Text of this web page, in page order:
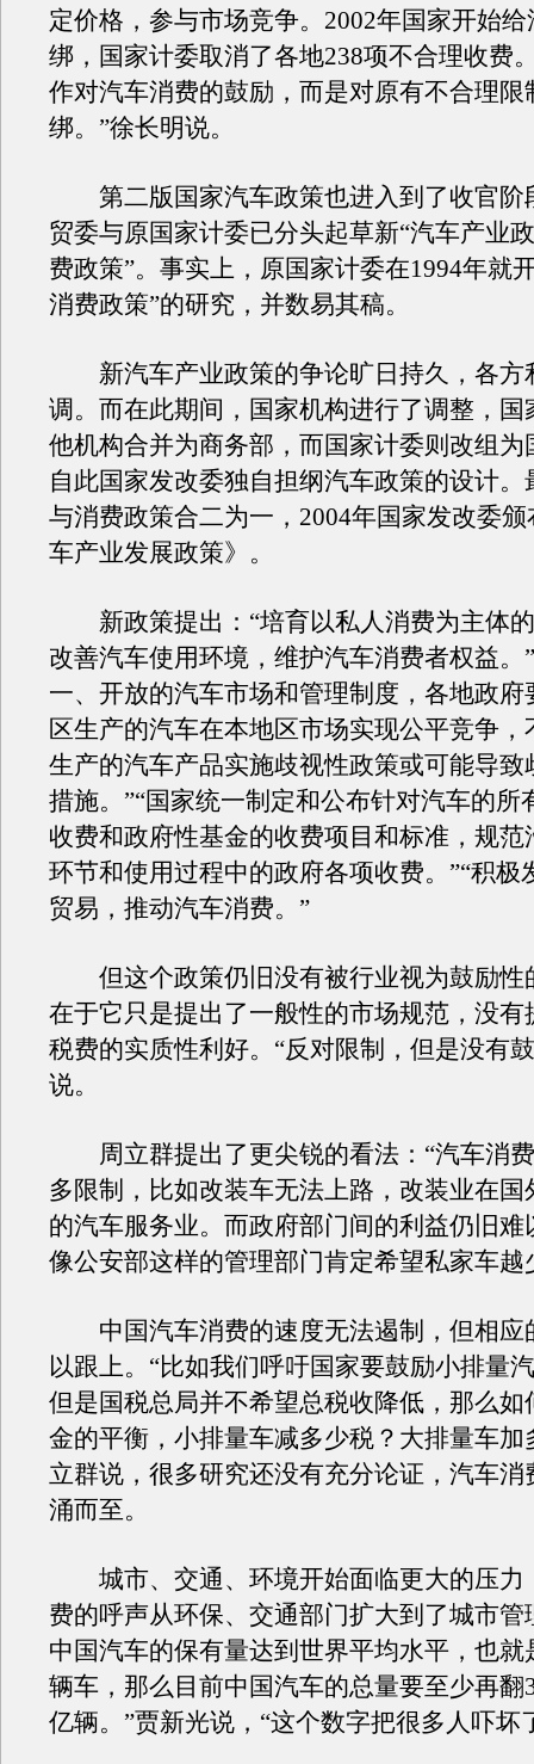
定价格，参与市场竞争。2002年国家开始
绑，国家计委取消了各地238项不合理收费
作对汽车消费的鼓励，而是对原有不合理限
绑。”徐长明说。
第二版国家汽车政策也进入到了收官阶
贸委与原国家计委已分头起草新“汽车产业
费政策”。事实上，原国家计委在1994年就
消费政策”的研究，并数易其稿。
新汽车产业政策的争论旷日持久，各方
调。而在此期间，国家机构进行了调整，国
他机构合并为商务部，而国家计委则改组为
自此国家发改委独自担纲汽车政策的设计。
与消费政策合二为一，2004年国家发改委
车产业发展政策》。
新政策提出：“培育以私人消费为主体
改善汽车使用环境，维护汽车消费者权益。
一、开放的汽车市场和管理制度，各地政府
区生产的汽车在本地区市场实现公平竞争，
生产的汽车产品实施歧视性政策或可能导致
措施。”“国家统一制定和公布针对汽车的所
收费和政府性基金的收费项目和标准，规范
环节和使用过程中的政府各项收费。”“积极
贸易，推动汽车消费。”
但这个政策仍旧没有被行业视为鼓励性
在于它只是提出了一般性的市场规范，没有
税费的实质性利好。“反对限制，但是没有
说。
周立群提出了更尖锐的看法：“汽车消
多限制，比如改装车无法上路，改装业在国
的汽车服务业。而政府部门间的利益仍旧难
像公安部这样的管理部门肯定希望私家车越
中国汽车消费的速度无法遏制，但相应
以跟上。“比如我们呼吁国家要鼓励小排量
但是国税总局并不希望总税收降低，那么如
金的平衡，小排量车减多少税？大排量车加
立群说，很多研究还没有充分论证，汽车消
涌而至。
城市、交通、环境开始面临更大的压力
费的呼声从环保、交通部门扩大到了城市管
中国汽车的保有量达到世界平均水平，也就
辆车，那么目前中国汽车的总量要至少再翻
亿辆。”贾新光说，“这个数字把很多人吓坏